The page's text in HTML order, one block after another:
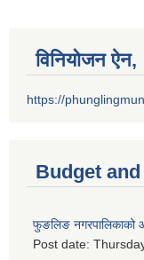
विनियोजन
https://
Budget
फुङलिङ
Post date: